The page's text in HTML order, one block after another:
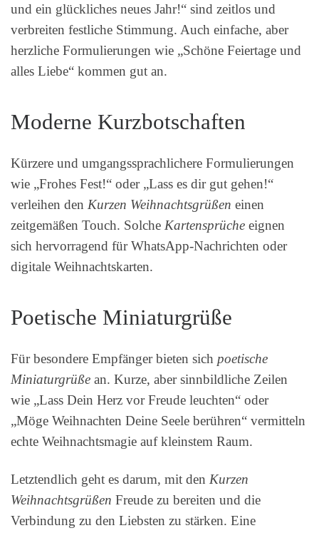
und ein glückliches neues Jahr!“ sind zeitlos und
verbreiten festliche Stimmung. Auch einfache, aber
herzliche Formulierungen wie „Schöne Feiertage und
alles Liebe“ kommen gut an.
Moderne Kurzbotschaften
Kürzere und umgangssprachlichere Formulierungen
wie „Frohes Fest!“ oder „Lass es dir gut gehen!“
verleihen den Kurzen Weihnachtsgrüßen einen
zeitgemäßen Touch. Solche Kartensprüche eignen
sich hervorragend für WhatsApp-Nachrichten oder
digitale Weihnachtskarten.
Poetische Miniaturgrüße
Für besondere Empfänger bieten sich poetische
Miniaturgrüße an. Kurze, aber sinnbildliche Zeilen
wie „Lass Dein Herz vor Freude leuchten“ oder
„Möge Weihnachten Deine Seele berühren“ vermitteln
echte Weihnachtsmagie auf kleinstem Raum.
Letztendlich geht es darum, mit den Kurzen
Weihnachtsgrüßen Freude zu bereiten und die
Verbindung zu den Liebsten zu stärken. Eine